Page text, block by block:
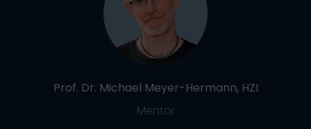
Prof. Dr. Michael Meyer-Hermann, HZI
Mentor